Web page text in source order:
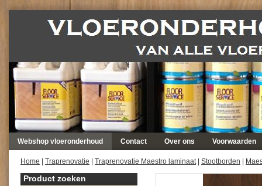
Webshop vloeronderhoud Contact Over ons Voorwaarden
Home Traprenovatie Traprenovatie Maestro laminaat| Stootborden
Product zoeken